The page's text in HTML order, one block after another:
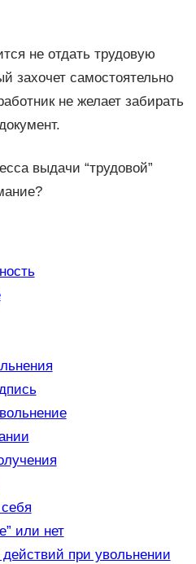
не отдать трудовую
захочет самостоятельно
не желает забирать
выдачи “трудовой”
или нет
при увольнении